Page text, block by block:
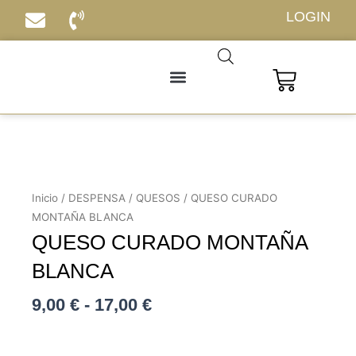
LOGIN
Carrito
Inicio / DESPENSA / QUESOS / QUESO CURADO
MONTAÑA BLANCA
QUESO CURADO MONTAÑA
BLANCA
9,00 € - 17,00 €Rango